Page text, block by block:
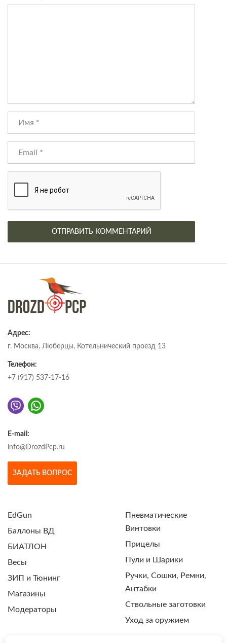
Адрес:
г. Москва, Люберцы, Котельнический проезд 13
Телефон:
+7 (917) 537-17-16
E-mail:
info@DrozdPcp.ru
ЗАДАТЬ ВОПРОС
EdGun
Баллоны ВД
БИАТЛОН
Весы
ЗИП и Тюнинг
Магазины
Модераторы
Пневматические
Винтовки
Прицелы
Пули и Шарики
Ручки, Сошки, Ремни,
Антабки
Ствольные заготовки
Уход за оружием